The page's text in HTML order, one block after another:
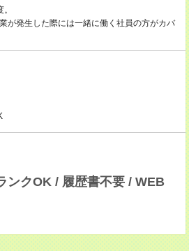
が発生した際には一緒に働く社員の方がカバ
ンクOK / 履歴書不要 / WEB